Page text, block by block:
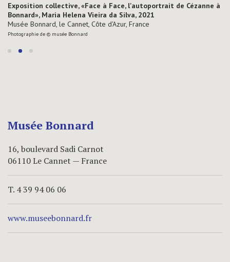
Exposition collective, «Face à Face, l'autoportrait de Cézanne à
Bonnard», Maria Helena Vieira da Silva, 2021
Musée Bonnard, le Cannet, Côte d'Azur, France
Photographie de © musée Bonnard
Exposition collective, «Face à Face, l'autoportrait de Cézanne à
Bonnard», Maria Helena Vieira da Silva, 2021
Musée Bonnard, le Cannet, Côte d'Azur, France
Photographie de © musée Bonnard
Musée Bonnard
16, boulevard Sadi Carnot
06110 Le Cannet — France
T. 4 39 94 06 06
www.museebonnard.fr